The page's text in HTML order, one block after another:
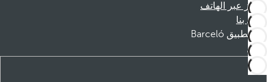
الحجز عبر الهاتف
اتصل بنا
تطبيق Barceló
تنزيل